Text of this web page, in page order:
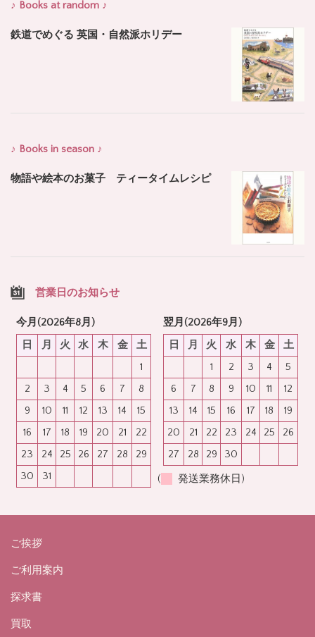
♪ Books at random ♪
鉄道でめぐる 英国・自然派ホリデー
♪ Books in season ♪
物語や絵本のお菓子 ティータイムレシピ
営業日のお知らせ
今月(2026年8月)
日
月 火 水 木 金
土
1
2
3 4 5 6 7
8
9
10 11 12 13 14
15
16
17 18 19 20 21
22
23
24 25 26 27 28
29
30
31
翌月(2026年9月)
日
月 火 水 木 金
土
1
2 3 4
5
6
7 8 9 10 11
12
13
14 15 16 17 18
19
20
21 22 23 24 25
26
27
28 29 30
( 発送業務休日)
ご挨拶
ご利用案内
探求書
買取